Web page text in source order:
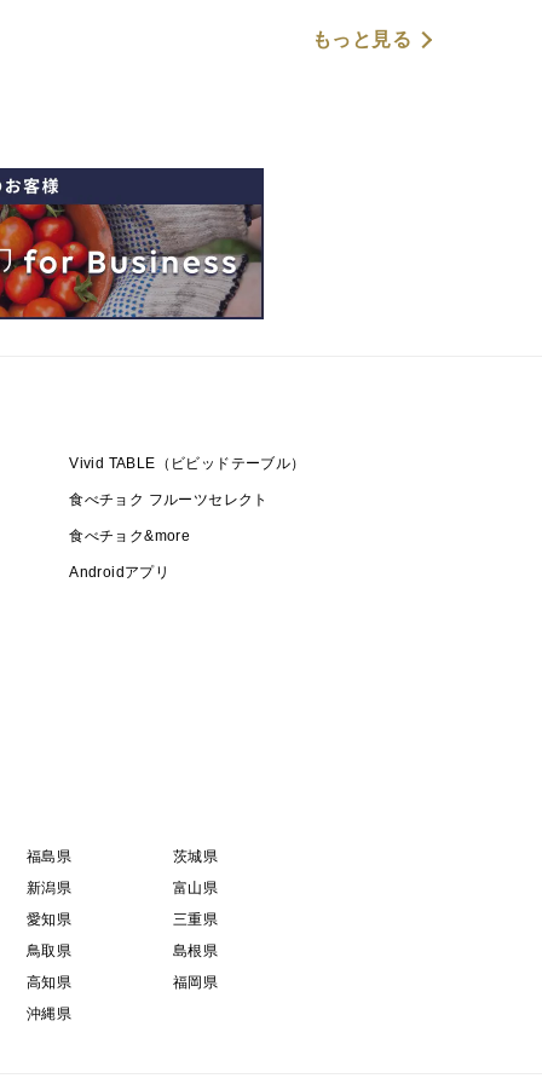
もっと見る
Vivid TABLE（ビビッドテーブル）
食べチョク フルーツセレクト
食べチョク&more
Androidアプリ
福島県
茨城県
新潟県
富山県
愛知県
三重県
鳥取県
島根県
高知県
福岡県
沖縄県